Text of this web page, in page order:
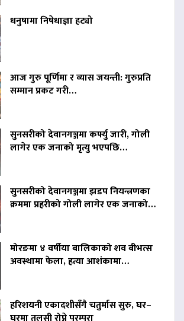
धनुषामा निषेधाज्ञा हट्यो
आज गुरु पूर्णिमा र व्यास जयन्ती: गुरुप्रति
सम्मान प्रकट गरी…
सुनसरीको देवानगञ्जमा कर्फ्यु जारी, गोली
लागेर एक जनाको मृत्यु भएपछि…
सुनसरीको देवानगञ्जमा झडप नियन्त्रणका
क्रममा प्रहरीको गोली लागेर एक जनाको…
मोरङमा ४ वर्षीया बालिकाको शव बीभत्स
अवस्थामा फेला, हत्या आशंकामा…
हरिशयनी एकादशीसँगै चतुर्मास सुरु, घर–